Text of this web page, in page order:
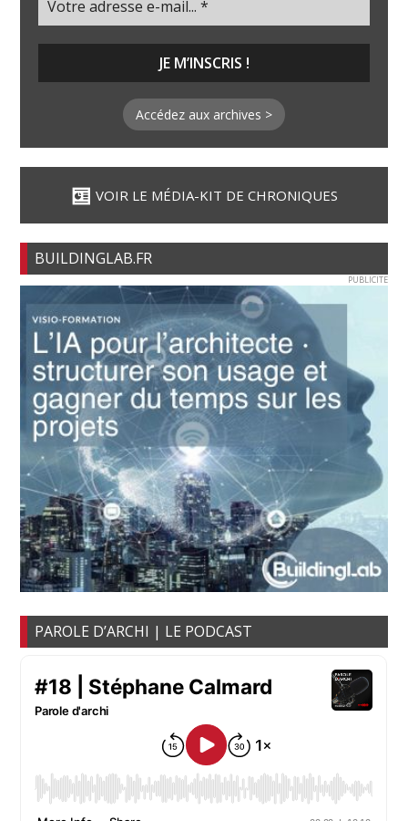
Accédez aux archives >
VOIR LE MÉDIA-KIT DE CHRONIQUES
BUILDINGLAB.FR
PUBLICITE
PAROLE D’ARCHI | LE PODCAST